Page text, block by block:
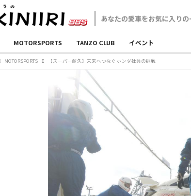
MOTORSPORTS TANZO CLUB イベント
MOTORSPORTS 【スーパー耐久】未来へつなぐ ホンダ社員の挑戦